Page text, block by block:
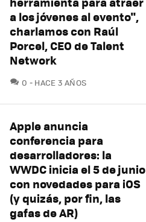
a los jóvenes al evento",
charlamos con Raúl
Porcel, CEO de Talent
Network
0 COMENTARIOS
HACE 3 AÑOS
Apple anuncia
conferencia para
desarrolladores: la
WWDC inicia el 5 de junio
con novedades para iOS
(y quizás, por fin, las
gafas de AR)